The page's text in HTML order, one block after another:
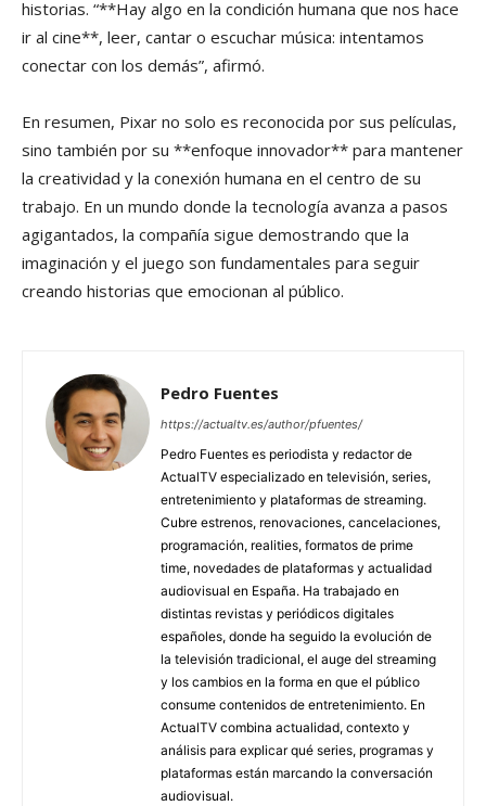
historias. “**Hay algo en la condición humana que nos hace
ir al cine**, leer, cantar o escuchar música: intentamos
conectar con los demás”, afirmó.
En resumen, Pixar no solo es reconocida por sus películas,
sino también por su **enfoque innovador** para mantener
la creatividad y la conexión humana en el centro de su
trabajo. En un mundo donde la tecnología avanza a pasos
agigantados, la compañía sigue demostrando que la
imaginación y el juego son fundamentales para seguir
creando historias que emocionan al público.
Pedro Fuentes
https://actualtv.es/author/pfuentes/
Pedro Fuentes es periodista y redactor de
ActualTV especializado en televisión, series,
entretenimiento y plataformas de streaming.
Cubre estrenos, renovaciones, cancelaciones,
programación, realities, formatos de prime
time, novedades de plataformas y actualidad
audiovisual en España. Ha trabajado en
distintas revistas y periódicos digitales
españoles, donde ha seguido la evolución de
la televisión tradicional, el auge del streaming
y los cambios en la forma en que el público
consume contenidos de entretenimiento. En
ActualTV combina actualidad, contexto y
análisis para explicar qué series, programas y
plataformas están marcando la conversación
audiovisual.